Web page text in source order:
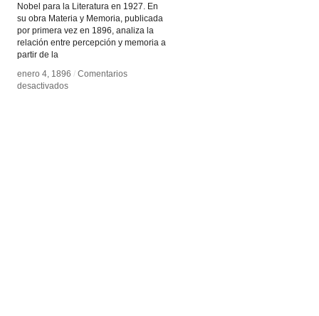
Nobel para la Literatura en 1927. En
su obra Materia y Memoria, publicada
por primera vez en 1896, analiza la
relación entre percepción y memoria a
partir de la
enero 4, 1896 / Comentarios
desactivadosen
enero 4, 1896 / Comentarios
desactivadosen